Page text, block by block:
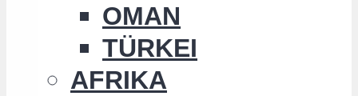
OMAN
TÜRKEI
AFRIKA